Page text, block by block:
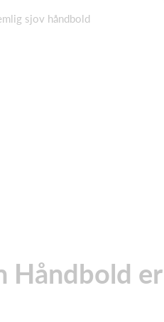
sjov håndbold
Håndbold